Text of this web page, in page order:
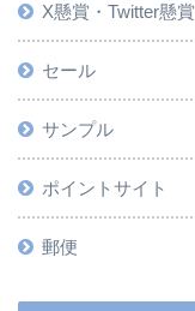
X懸賞・Twitter懸賞
セール
サンプル
ポイントサイト
郵便